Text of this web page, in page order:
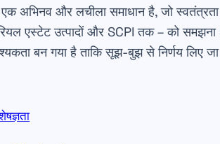
अभिनव और लचीला समाधान है, जो
एस्टेट उत्पादों और SCPI तक – को
बन गया है ताकि सूझ-बुझ से निर्णय लिए